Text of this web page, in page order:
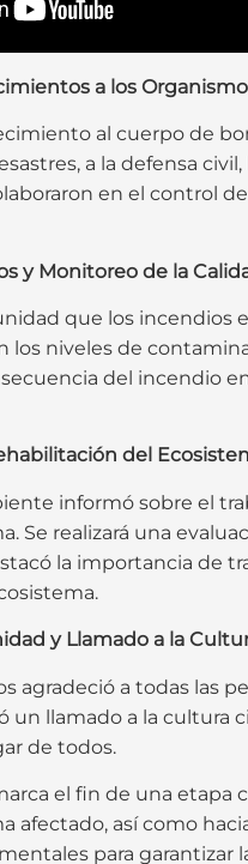
a los
al cuerpo de
a la defensa
en el control
y Monitoreo de la
que los
los niveles de
del incendio
del
informó sobre el
Se realizará una
la importancia de
y Llamado a la
agradeció a todas las
un llamado a la
de todos.
el fin de una
afectado, así como
para garantizar